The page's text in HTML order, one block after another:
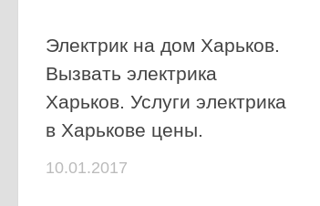
Электрик на дом Харьков.
Вызвать электрика
Харьков. Услуги электрика
в Харькове цены.
10.01.2017